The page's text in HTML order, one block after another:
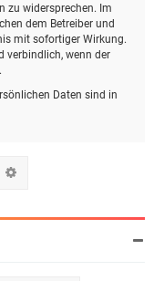
zu widersprechen. Im
dem Betreiber und
mit sofortiger Wirkung.
verbindlich, wenn der
Daten sind in